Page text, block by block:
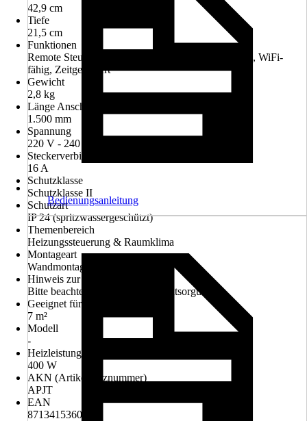
42,9 cm
Tiefe
21,5 cm
Funktionen
Remote Steuerung, Thermostat, Überhitzungsschutz, WiFi-
fähig, Zeitgesteuert
Gewicht
2,8 kg
Länge Anschlusskabel
1.500 mm
Spannung
220 V - 240 V
Steckerverbindung für
16 A
Schutzklasse
Schutzklasse II
Schutzart
IP 24 (spritzwassergeschützt)
Themenbereich
Heizungssteuerung & Raumklima
Montageart
Wandmontage, Standmontage
Hinweis zur Entsorgung
Bitte beachte die Hinweise zur Entsorgung
Geeignet für Räume bis zu
7 m²
Modell
-
Heizleistung
400 W
AKN (Artikelkurznummer)
APJT
EAN
8713415360523
Bedienungsanleitung